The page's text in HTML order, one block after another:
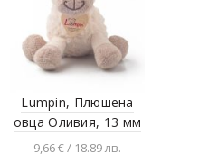
Lumpin, Плюшена
овца Оливия, 13 мм
9,66 € / 18.89 лв.